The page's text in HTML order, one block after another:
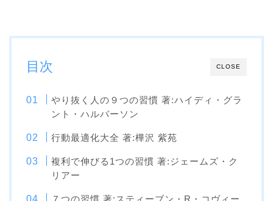
CLOSE
目次
やり抜く人の９つの習慣 著:ハイディ・グラ
ント・ハルバーソン
行動最適化大全 著:樺沢 紫苑
複利で伸びる1つの習慣 著:ジェームズ・ク
リアー
７つの習慣 著:スティーブン・R・コヴィー